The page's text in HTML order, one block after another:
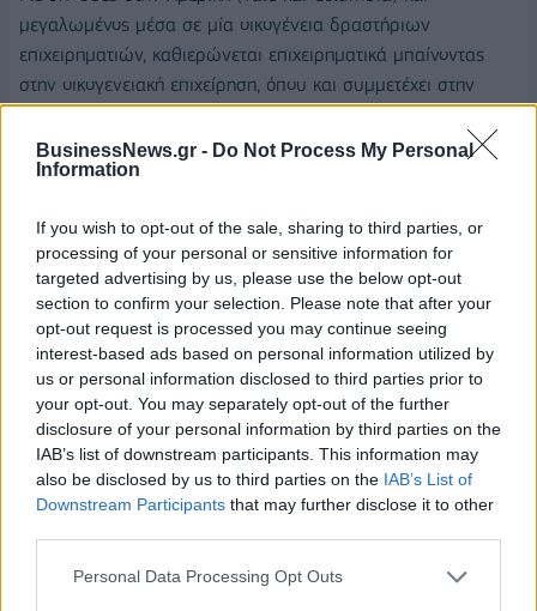
BusinessNews.gr - Do Not Process My Personal
Information
If you wish to opt-out of the sale, sharing to third parties, or
processing of your personal or sensitive information for
targeted advertising by us, please use the below opt-out
section to confirm your selection. Please note that after your
opt-out request is processed you may continue seeing
interest-based ads based on personal information utilized by
us or personal information disclosed to third parties prior to
your opt-out. You may separately opt-out of the further
disclosure of your personal information by third parties on the
IAB’s list of downstream participants. This information may
also be disclosed by us to third parties on the IAB’s List of
Downstream Participants that may further disclose it to other
Personal Data Processing Opt Outs
μεγαλωμένος μέσα σε μία οικογένεια δραστήριων
επιχειρηματιών, καθιερώνεται επιχειρηματικά μπαίνοντας
στην οικογενειακή επιχείρηση, όπου και συμμετέχει στην
επέκταση του προσανατολισμού της AUTOHELLAS στις
μακροχρόνιες μισθώσεις (leasing) και στη διαχείριση στόλου.
Λίγα χρόνια αργότερα, θα έρθει η εισαγωγή της
τη δυναμική πορεία ανάπτυξης του Ομίλου, που θα
ακολουθήσει.
Το 1999, με απόφαση του Θ. Βασιλάκη, η AEGEAN μπαίνει
στις τακτικές αερομεταφορές, με όραμα ένα νέο επίπεδο
υπηρεσιών για τη χώρα, με τη στήριξη ακόμη τεσσάρων
σημαντικών αρχικών μετόχων. Τα χρόνια που ακολουθούν, ο
Ευτύχιος Βασιλάκης, μαζί με τον κ. Δημήτρη Γερογιάννη, και
μία δυναμικά εξελισσόμενη ομάδα στελεχών, θα οδηγήσουν
σταδιακά – παρά μια σειρά διαχρονικών κρίσεων – την
προχωρά με οργανική ανάπτυξη, αλλά και με μια